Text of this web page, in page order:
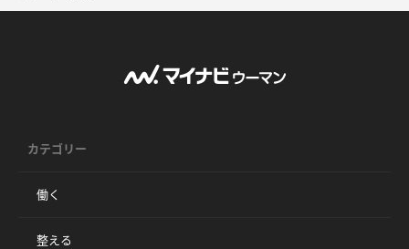
カテゴリー
働く
整える